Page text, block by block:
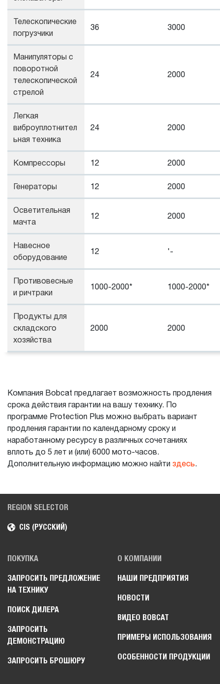
Телескопические
погрузчики
36 3000
Манипуляторы с
поворотной
телескопической
стрелой
24 2000
Легкая
виброуплотнител
ьная техника
24 2000
Компрессоры 12 2000
Генераторы 12 2000
Осветительная
мачта
12 2000
Навесное
оборудование
12 '-
Противовесные
и ричтраки
1000-2000* 1000-2000*
Продукты для
складского
хозяйства
2000 2000
Компания Bobcat предлагает возможность продления
срока действия гарантии на вашу технику. По
программе Protection Plus можно выбрать вариант
продления гарантии по календарному сроку и
наработанному ресурсу в различных сочетаниях
вплоть до 5 лет и (или) 6000 мото-часов.
Дополнительную информацию можно найти здесь.
REGION SELECTOR
CIS (РУССКИЙ)
ПОКУПКА
ЗАПРОСИТЬ ПРЕДЛОЖЕНИЕ
НА ТЕХНИКУ
ПОИСК ДИЛЕРА
ЗАПРОСИТЬ
ДЕМОНСТРАЦИЮ
ЗАПРОСИТЬ БРОШЮРУ
О КОМПАНИИ
НАШИ ПРЕДПРИЯТИЯ
НОВОСТИ
ВИДЕО BOBCAT
ПРИМЕРЫ ИСПОЛЬЗОВАНИЯ
ОСОБЕННОСТИ ПРОДУКЦИИ